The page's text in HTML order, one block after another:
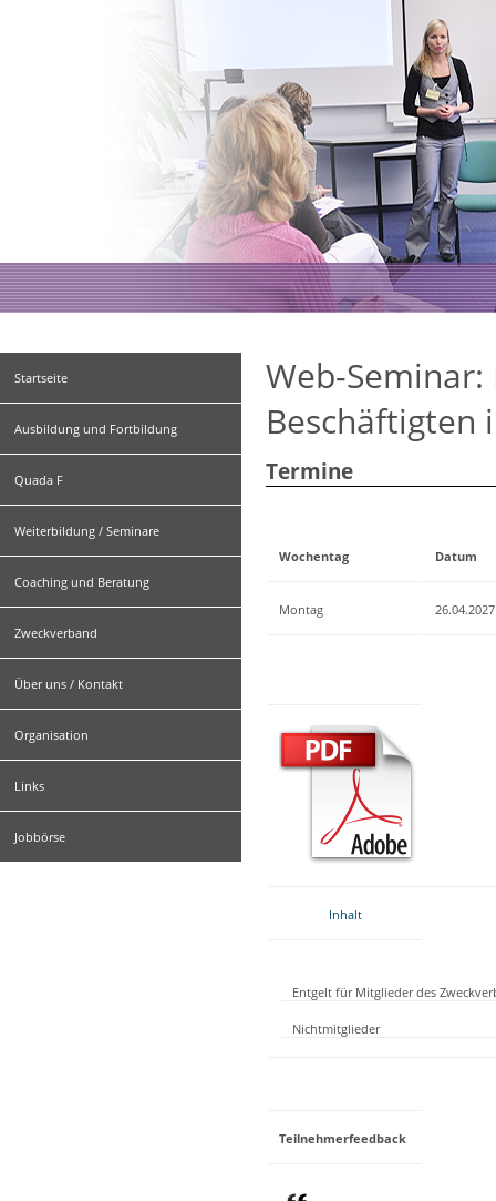
Startseite
Ausbildung und Fortbildung
Quada F
Weiterbildung / Seminare
Coaching und Beratung
Zweckverband
Über uns / Kontakt
Organisation
Links
Jobbörse
Web-
Termine
Wochentag Datum
Montag 26.04.2027
Inhalt
Entgelt für Mitglieder des
Nichtmitglieder
Teilnehmerfeedback